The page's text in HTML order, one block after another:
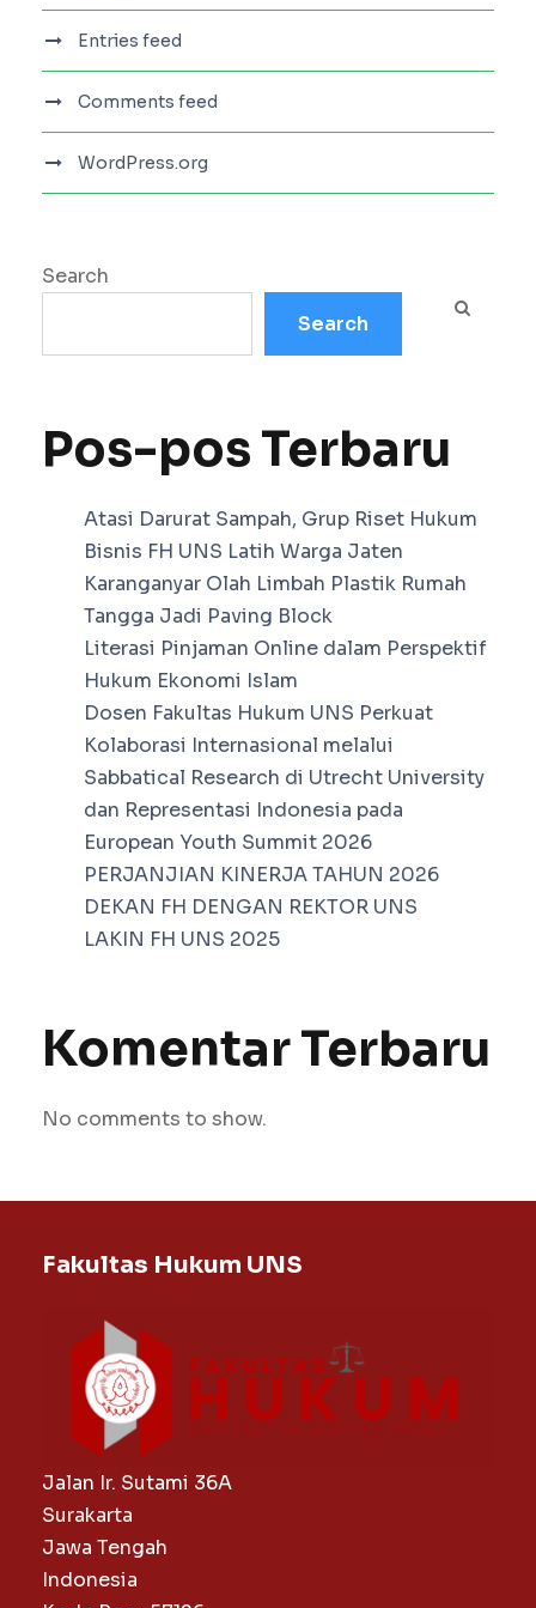
Entries feed
Comments feed
WordPress.org
Search
Search
Pos-pos Terbaru
Atasi Darurat Sampah, Grup Riset Hukum
Bisnis FH UNS Latih Warga Jaten
Karanganyar Olah Limbah Plastik Rumah
Tangga Jadi Paving Block
Literasi Pinjaman Online dalam Perspektif
Hukum Ekonomi Islam
Dosen Fakultas Hukum UNS Perkuat
Kolaborasi Internasional melalui
Sabbatical Research di Utrecht University
dan Representasi Indonesia pada
European Youth Summit 2026
PERJANJIAN KINERJA TAHUN 2026
DEKAN FH DENGAN REKTOR UNS
LAKIN FH UNS 2025
Komentar Terbaru
No comments to show.
Fakultas Hukum UNS
Jalan Ir. Sutami 36A
Surakarta
Jawa Tengah
Indonesia